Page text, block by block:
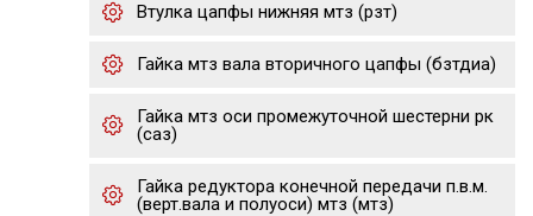
Втулка цапфы нижняя мтз (рзт)
Гайка мтз вала вторичного цапфы (бзтдиа)
Гайка мтз оси промежуточной шестерни рк
(саз)
Гайка редуктора конечной передачи п.в.м.
(верт.вала и полуоси) мтз (мтз)